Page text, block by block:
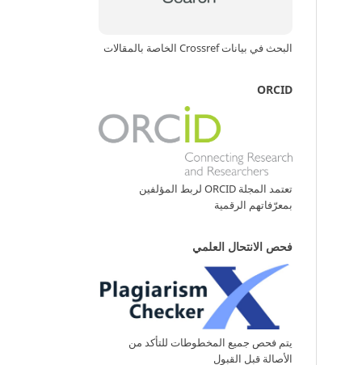
البحث في بيانات Crossref الخاصة بالمقالات
ORCID
تعتمد المجلة ORCID لربط المؤلفين
بمعرّفاتهم الرقمية
فحص الانتحال العلمي
يتم فحص جميع المخطوطات للتأكد من
الأصالة قبل القبول